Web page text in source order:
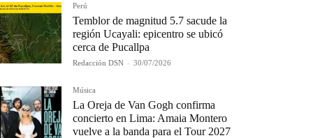
Perú
Temblor de magnitud 5.7 sacude la
región Ucayali: epicentro se ubicó
cerca de Pucallpa
Redacción DSN - 30/07/2026
Música
La Oreja de Van Gogh confirma
concierto en Lima: Amaia Montero
vuelve a la banda para el Tour 2027